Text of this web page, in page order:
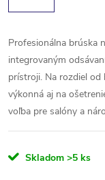
Profesionálna brúska
integrovaným
prístroji. Na rozdiel
výkonná aj na
voľba pre salóny a
Skladom >5 ks